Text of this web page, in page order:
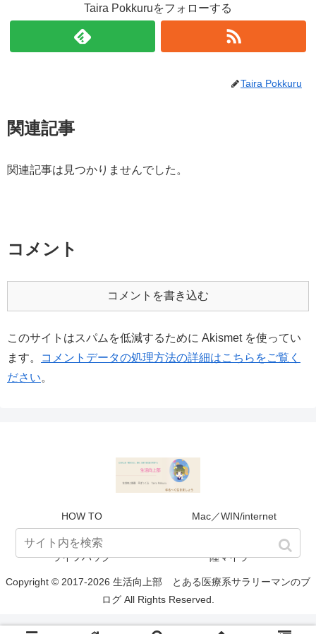
Taira Pokkuruをフォローする
Taira Pokkuru
関連記事
関連記事は見つかりませんでした。
コメント
コメントを書き込む
このサイトはスパムを低減するために Akismet を使ってい
ます。
コメントデータの処理方法の詳細はこちらをご覧く
ださい。
HOW TO
Mac／WIN/internet
SNS／アプリ
ライフハック
陸マイラー
Copyright © 2017-2026 生活向上部 とある医療系サラリーマンのブ
ログ All Rights Reserved.